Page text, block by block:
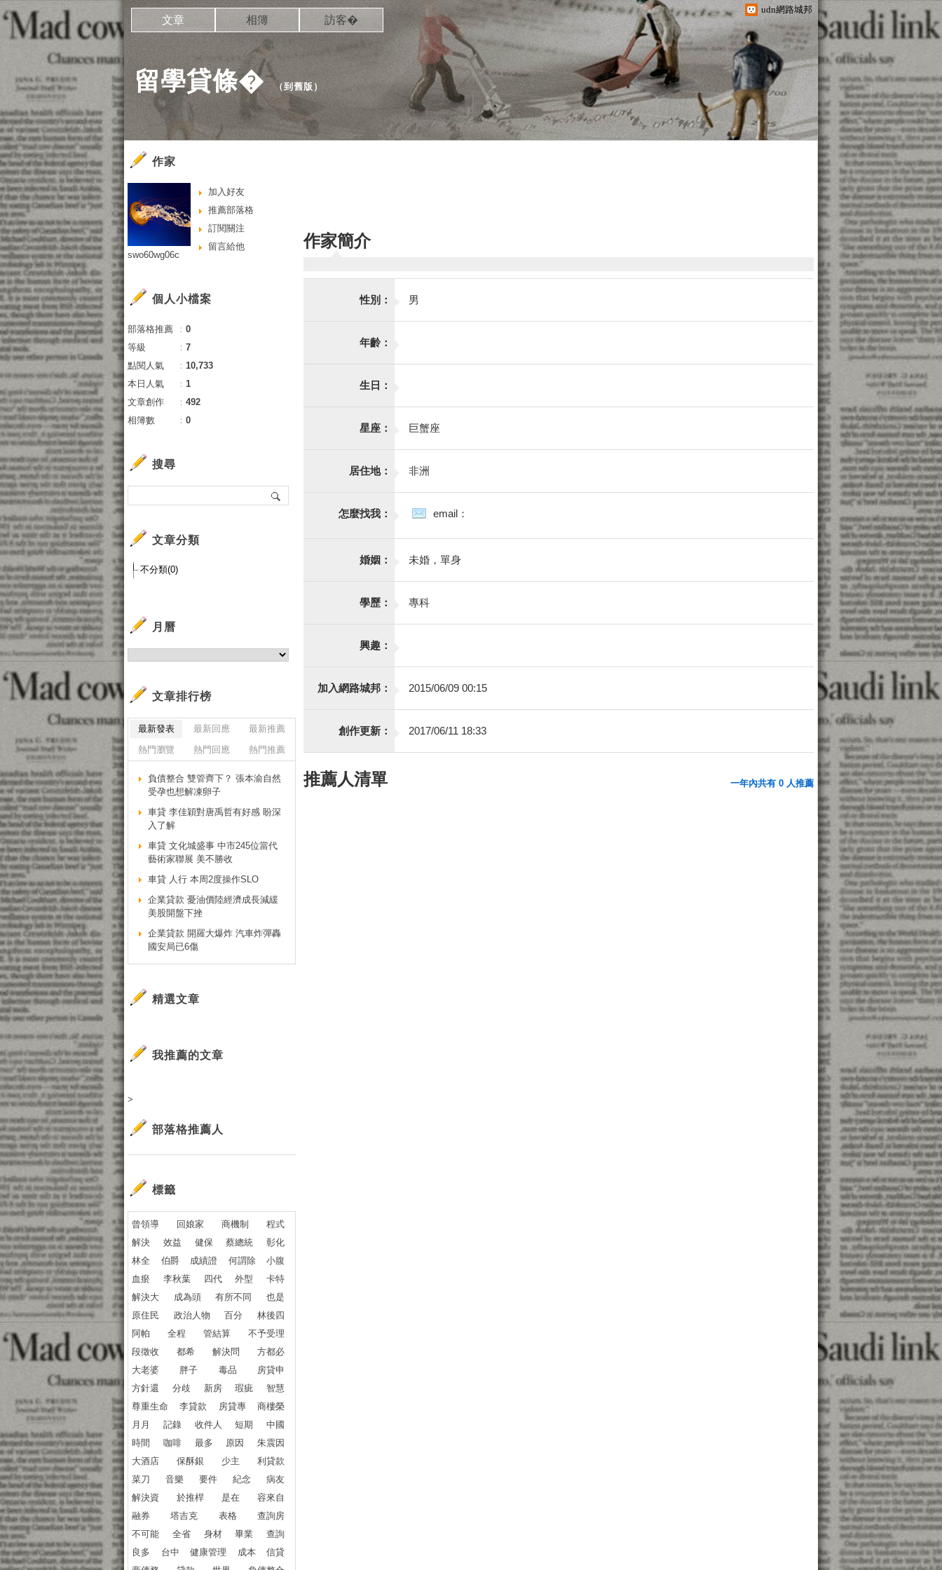
udn網路城邦
留學貸條� （到舊版 ）
文章 相簿 訪客�
作家簡介
性別： 男
年齡：
生日：
星座： 巨蟹座
居住地： 非洲
怎麼找我： email：
婚姻： 未婚，單身
學歷： 專科
興趣：
加入網路城邦： 2015/06/09 00:15
創作更新： 2017/06/11 18:33
推薦人清單 一年內共有 0 人推薦
作家
加入好友
推薦部落格
訂閱關注
留言給他
swo60wg06c
個人小檔案
部落格推薦 ： 0
等級
： 7
點閱人氣
： 10,733
本日人氣
： 1
文章創作
： 492
相簿數
： 0
搜尋
文章分類
不分類(0)
月曆
文章排行榜
最新發表 最新回應
最新推薦
熱門瀏覽
熱門回應 熱門推薦
負債整合 雙管齊下？ 張本渝自然
受孕也想解凍卵子
車貸 李佳穎對唐禹哲有好感 盼深
入了解
車貸 文化城盛事 中市245位當代
藝術家聯展 美不勝收
車貸 人行 本周2度操作SLO
企業貸款 憂油價陸經濟成長減緩
美股開盤下挫
企業貸款 開羅大爆炸 汽車炸彈轟
國安局已6傷
精選文章
我推薦的文章
>
部落格推薦人
標籤
曾領導 回娘家 商機制
程式
解決
效益 健保 蔡總統
彰化
林全
伯爵 成績證 何謂除
小腹
血瘀
李秋葉 四代 外型
卡特
解決大
成為頭 有所不同
也是
原住民
政治人物 百分
林後四
阿帕
全程 管結算
不予受理
段徵收
都希 解決問
方都必
大老婆
胖子 毒品
房貸申
方針還
分歧 新房 瑕疵
智慧
尊重生命
李貸款 房貸專
商樓榮
月月
記錄 收件人 短期
中國
時間
咖啡 最多 原因
朱震因
大酒店
保酥銀 少主
利貸款
菜刀
音樂 要件 紀念
病友
解決資
於推桿 是在
容來自
融券
塔吉克 表格
查詢房
不可能
全省 身材 畢業
查詢
良多
台中 健康管理 成本
信貸